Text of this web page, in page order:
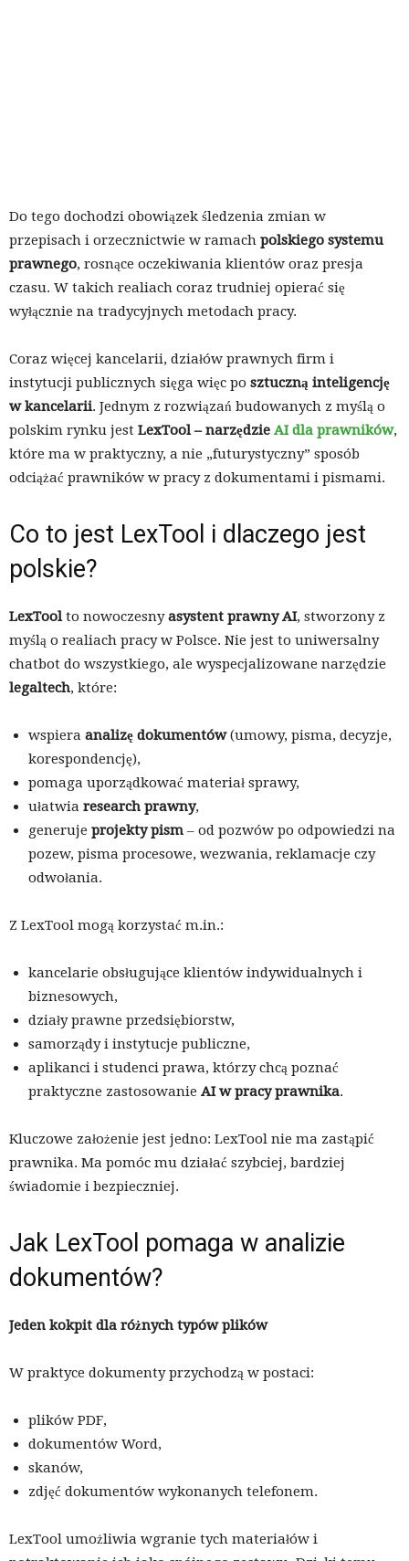
Do tego dochodzi obowiązek śledzenia zmian w
przepisach i orzecznictwie w ramach polskiego systemu
prawnego, rosnące oczekiwania klientów oraz presja
czasu. W takich realiach coraz trudniej opierać się
wyłącznie na tradycyjnych metodach pracy.
Coraz więcej kancelarii, działów prawnych firm i
instytucji publicznych sięga więc po sztuczną inteligencję
w kancelarii. Jednym z rozwiązań budowanych z myślą o
polskim rynku jest LexTool – narzędzie AI dla prawników,
które ma w praktyczny, a nie „futurystyczny” sposób
odciążać prawników w pracy z dokumentami i pismami.
Co to jest LexTool i dlaczego jest
polskie?
LexToolto nowoczesnyasystent prawny AI, stworzony z
myślą o realiach pracy w Polsce. Nie jest to uniwersalny
chatbot do wszystkiego, ale wyspecjalizowane narzędzie
legaltech, które:
wspiera analizę dokumentów(umowy, pisma, decyzje,
korespondencję),
pomaga uporządkować materiał sprawy,
ułatwia research prawny,
generuje projekty pism – od pozwów po odpowiedzi na
pozew, pisma procesowe, wezwania, reklamacje czy
odwołania.
Z LexTool mogą korzystać m.in.:
kancelarie obsługujące klientów indywidualnych i
biznesowych,
działy prawne przedsiębiorstw,
samorządy i instytucje publiczne,
aplikanci i studenci prawa, którzy chcą poznać
praktyczne zastosowanie AI w pracy prawnika.
Kluczowe założenie jest jedno: LexTool nie ma zastąpić
prawnika. Ma pomóc mu działać szybciej, bardziej
świadomie i bezpieczniej.
Jak LexTool pomaga w analizie
dokumentów?
Jeden kokpit dla różnych typów plików
W praktyce dokumenty przychodzą w postaci:
plików PDF,
dokumentów Word,
skanów,
zdjęć dokumentów wykonanych telefonem.
LexTool umożliwia wgranie tych materiałów i